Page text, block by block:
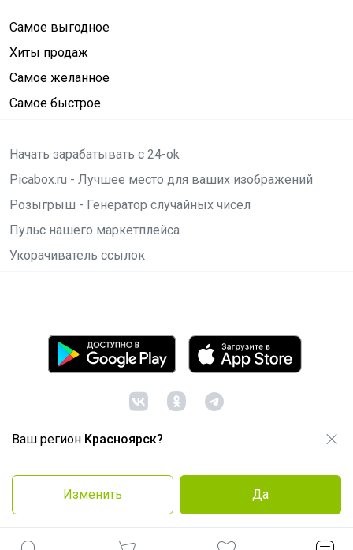
Ваш регион Красноярск?
Изменить Да
Самое выгодное
Хиты продаж
Самое желанное
Самое быстрое
Начать зарабатывать с 24-ok
Picabox.ru - Лучшее место для ваших изображений
Розыгрыш - Генератор случайных чисел
Пульс нашего маркетплейса
Укорачиватель ссылок
© ООО "Лявита", ОГРН 1122468054070, 2012 -2026
Политика конфиденциальности
Cоглашение пользователя